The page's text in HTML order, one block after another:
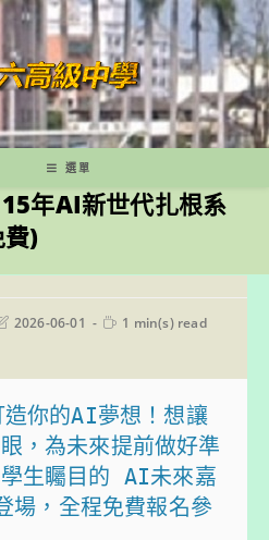
選單
年AI新世代扎根系
)
2026-06-01
Reading
1 min(s) read
你的AI夢想！想讓
，為未來提前做好準
生矚目的 AI未來嘉
，全程免費報名參